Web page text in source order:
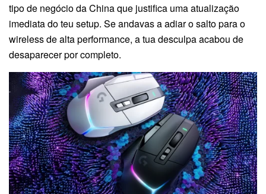
tipo de negócio da China que justifica uma atualização
imediata do teu setup. Se andavas a adiar o salto para o
wireless de alta performance, a tua desculpa acabou de
desaparecer por completo.